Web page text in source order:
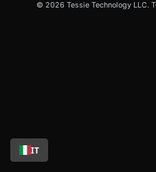
© 2026 Tessie Technology LLC.
IT